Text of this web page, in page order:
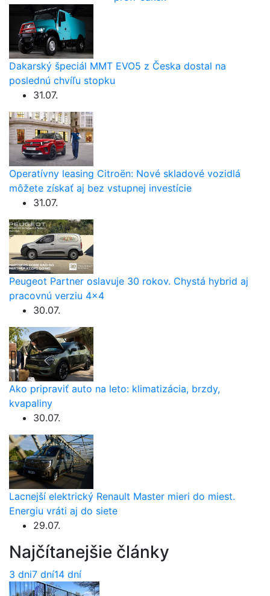
Dakarský špeciál MMT EVO5 z Česka dostal na
poslednú chvíľu stopku
31.07.
Operatívny leasing Citroën: Nové skladové vozidlá
môžete získať aj bez vstupnej investície
31.07.
Peugeot Partner oslavuje 30 rokov. Chystá hybrid aj
pracovnú verziu 4×4
30.07.
Ako pripraviť auto na leto: klimatizácia, brzdy,
kvapaliny
30.07.
Lacnejší elektrický Renault Master mieri do miest.
Energiu vráti aj do siete
29.07.
Najčítanejšie články
3 dni7 dní14 dní